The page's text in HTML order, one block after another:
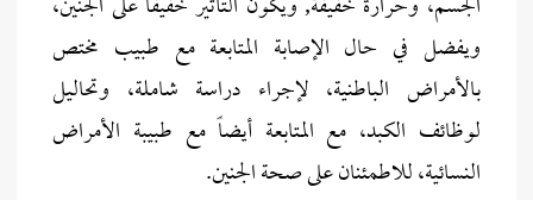
ويفضل في حال الإصابة المتابعة مع طبيب مختص
بالأمراض الباطنية، لإجراء دراسة شاملة، وتحاليل
لوظائف الكبد، مع المتابعة أيضاً مع طبيبة الأمراض
النسائية، للاطمئنان على صحة الجنين.